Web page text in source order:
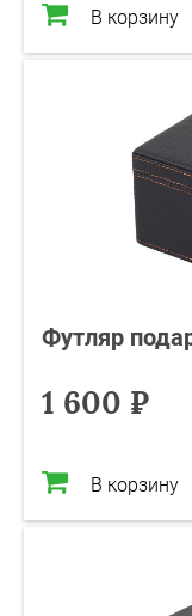
В корзину
Футляр
1 600 ₽
В корзину